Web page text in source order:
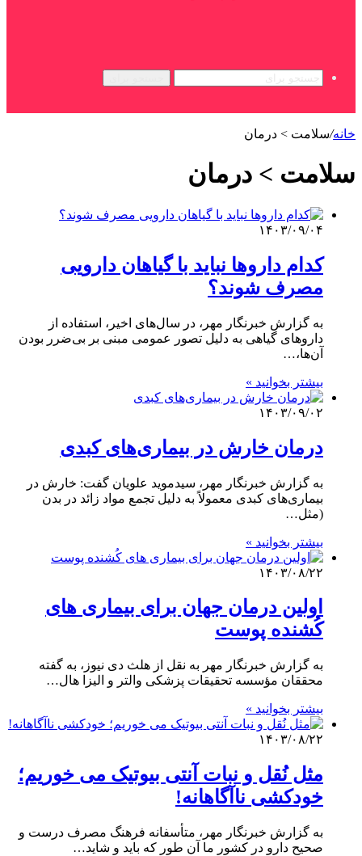
خانه/سلامت > درمان
سلامت > درمان
۱۴۰۳/۰۹/۰۴
کدام داروها نباید با گیاهان دارویی
مصرف شوند؟
به گزارش خبرنگار مهر، در سال‌های اخیر، استفاده از
داروهای گیاهی به دلیل تصور عمومی مبنی بر بی‌ضرر بودن
آن‌ها،…
بیشتر بخوانید »
۱۴۰۳/۰۹/۰۲
درمان خارش در بیماری‌های کبدی
به گزارش خبرنگار مهر، سیدموید علویان گفت: خارش در
بیماری‌های کبدی معمولاً به دلیل تجمع مواد زائد در بدن
(مثل…
بیشتر بخوانید »
۱۴۰۳/۰۸/۲۲
اولین درمان جهان برای بیماری های
کُشنده پوست
به گزارش خبرنگار مهر به نقل از هلث دی نیوز، به گفته
محققان مؤسسه تحقیقات پزشکی والتر و الیزا هال…
بیشتر بخوانید »
۱۴۰۳/۰۸/۲۲
مثل نُقل و نبات آنتی بیوتیک می خوریم؛
خودکشی ناآگاهانه!
به گزارش خبرنگار مهر، متأسفانه فرهنگ مصرف درست و
صحیح دارو در کشور ما آن طور که باید و شاید…